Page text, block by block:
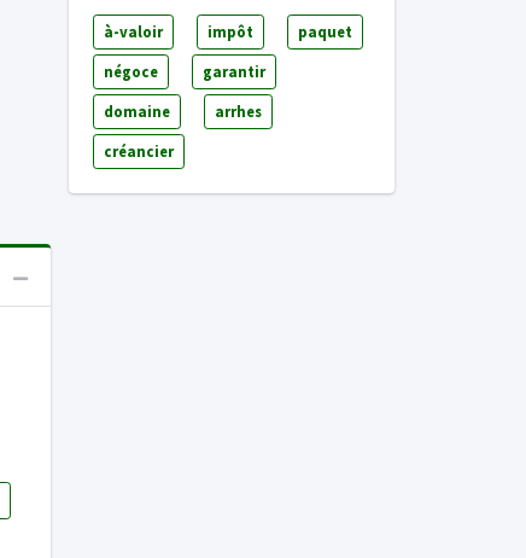
à-valoir impôt paquet
négoce garantir
domaine arrhes
créancier